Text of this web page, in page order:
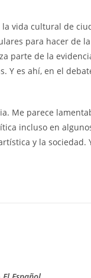
vida cultural de
para hacer de
parte de la
Y es ahí, en el
Me parece
incluso en
y la sociedad.